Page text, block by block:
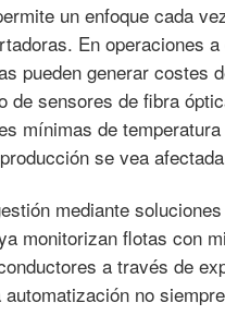
un enfoque cada
En operaciones
pueden generar costes
sensores de fibra
mínimas de
se vea
mediante
monitorizan flotas con
a través de
no